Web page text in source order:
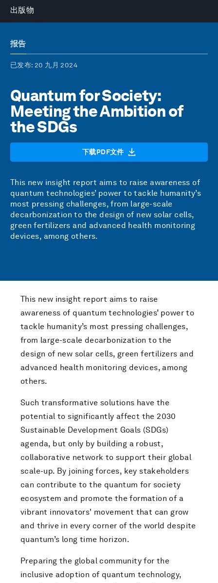
出版物
报告
已发布: 20 九月 2024
Quantum for Society:
Meeting the Ambition of
the SDGs
下载PDF文件
This new insight report aims to raise awareness of
quantum technologies’ power to tackle humanity’s
most pressing challenges, from large-scale
decarbonization to the design of new solar cells,
green fertilizers and advanced health monitoring
devices, among others.
This new insight report aims to raise
awareness of quantum technologies’ power to
tackle humanity’s most pressing challenges,
from large-scale decarbonization to the
design of new solar cells, green fertilizers and
advanced health monitoring devices, among
others.
Such transformative solutions have the
potential to significantly affect the 2030
Sustainable Development Goals (SDGs)
agenda, but only by building a robust,
collaborative network to support their global
scale-up. By joining forces, key stakeholders
can contribute to the quantum for society
ecosystem and promote the formation of a
vibrant innovators' movement that can grow
and thrive in every corner of the world despite
quantum’s long time horizon.
Preparing the global community for the
inclusive adoption of quantum technology,